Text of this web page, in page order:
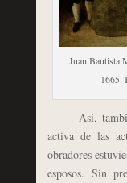
Juan Bautista
1665.
Así, también
activa de las
obradores
esposos. Sin